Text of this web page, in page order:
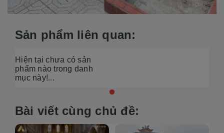
Sản phẩm liên quan:
Hiện tại chưa có sản
phẩm nào trong danh
mục này!...
Bài viết cùng chủ đề: